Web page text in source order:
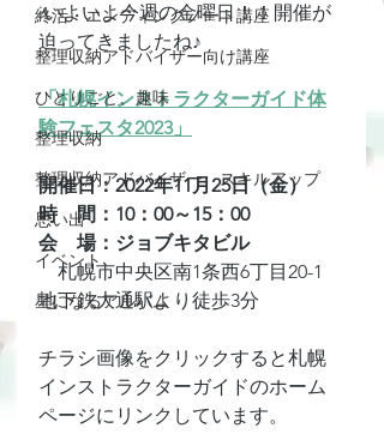
終活・エンディングノート講座
整理収納アドバイザー向け講座
ひとりごと、趣味
整理収納
整理収納アドバイザー スキルアップ
思い出
イベント
星になるアルバム
iいよいよ今週の金曜日！！開催が
迫ってきましたね♪
「札幌インストラクターガイド体
験フェスタ2023」
開催日：2022年11月25日（金）
時　間：10：00～15：00
会　場：ジョブキタビル
札幌市中央区南1条西6丁目20-1
地下鉄大通駅より徒歩3分
チラシ画像をクリックすると札幌
インストラクターガイドのホーム
ページにリンクしています。